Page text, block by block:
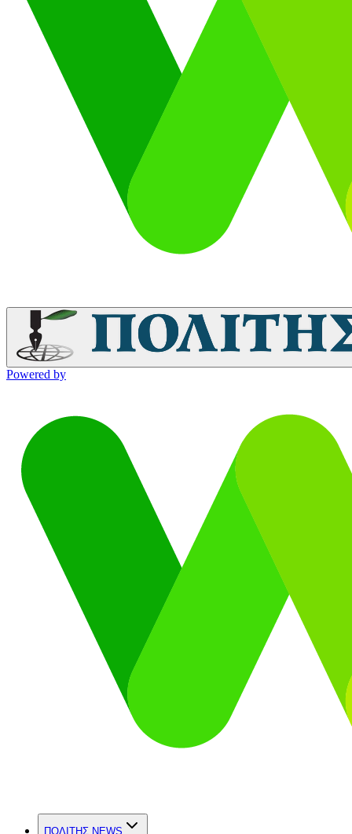
Powered by
ΠΟΛΙΤΗΣ NEWS